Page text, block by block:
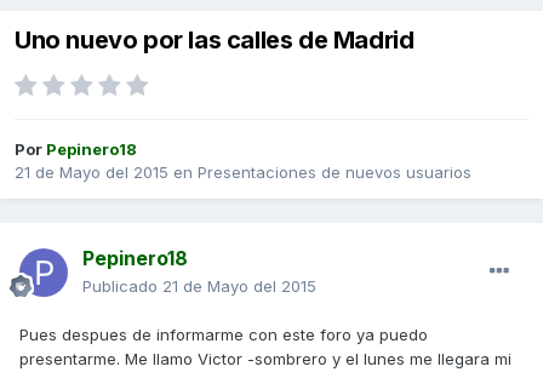
Uno nuevo por las calles de Madrid
Por Pepinero18
21 de Mayo del 2015 en Presentaciones de nuevos usuarios
Pepinero18
Publicado 21 de Mayo del 2015
Pues despues de informarme con este foro ya puedo
presentarme. Me llamo Victor -sombrero y el lunes me llegara mi